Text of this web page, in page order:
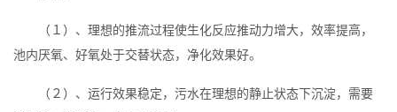
（１）、理想的推流过程使生化反应推动力增大，效率提高，
池内厌氧、好氧处于交替状态，净化效果好。
（２）、运行效果稳定，污水在理想的静止状态下沉淀，需要